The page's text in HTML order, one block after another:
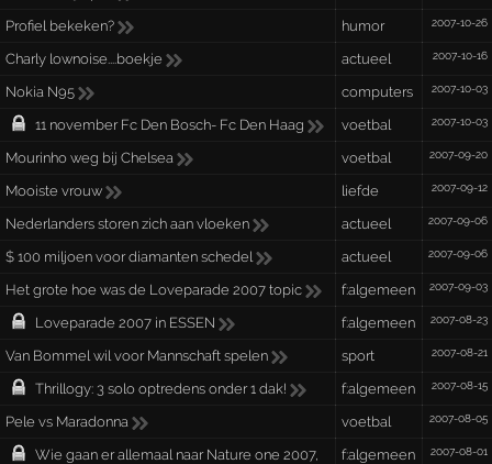
Profiel bekeken? humor 2007-10-26
Charly lownoise....boekje actueel 2007-10-16
Nokia N95 computers 2007-10-03
11 november Fc Den Bosch- Fc Den Haag voetbal 2007-10-03
Mourinho weg bij Chelsea voetbal 2007-09-20
Mooiste vrouw liefde 2007-09-12
Nederlanders storen zich aan vloeken actueel 2007-09-06
$ 100 miljoen voor diamanten schedel actueel 2007-09-06
Het grote hoe was de Loveparade 2007 topic f:algemeen 2007-09-03
Loveparade 2007 in ESSEN f:algemeen 2007-08-23
Van Bommel wil voor Mannschaft spelen sport 2007-08-21
Thrillogy: 3 solo optredens onder 1 dak! f:algemeen 2007-08-15
Pele vs Maradonna voetbal 2007-08-05
Wie gaan er allemaal naar Nature one 2007,
f:algemeen 2007-08-01